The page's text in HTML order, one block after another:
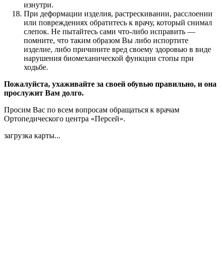
изнутри.
При деформации изделия, растрескивании, расслоении
или повреждениях обратитесь к врачу, который снимал
слепок. Не пытайтесь сами что-либо исправить —
помните, что таким образом Вы либо испортите
изделие, либо причините вред своему здоровью в виде
нарушения биомеханической функции стопы при
ходьбе.
Пожалуйста, ухаживайте за своей обувью правильно, и она
прослужит Вам долго.
Просим Вас по всем вопросам обращаться к врачам
Ортопедического центра «Персей».
загрузка карты...